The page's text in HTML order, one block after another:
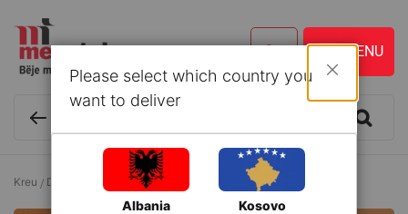
Kreu Druri dhe Zdrukthtari Brava/Doreza dhe Aksesorë
Please select which country you
want to deliver
Albania Kosovo